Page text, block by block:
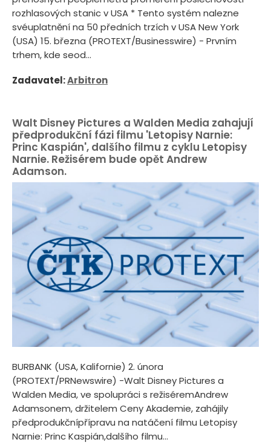
rozhlasových stanic v USA * Tento systém nalezne
svéuplatnění na 50 předních trzích v USA New York
(USA) 15. března (PROTEXT/Businesswire) - Prvním
trhem, kde seod...
Zadavatel:Arbitron
Walt Disney Pictures a Walden Media zahajují
předprodukční fázi filmu 'Letopisy Narnie:
Princ Kaspián', dalšího filmu z cyklu Letopisy
Narnie. Režisérem bude opět Andrew
Adamson.
BURBANK (USA, Kalifornie) 2. února
(PROTEXT/PRNewswire) -Walt Disney Pictures a
Walden Media, ve spolupráci s režiséremAndrew
Adamsonem, držitelem Ceny Akademie, zahájily
předprodukčnípřípravu na natáčení filmu Letopisy
Narnie: Princ Kaspián,dalšího filmu...